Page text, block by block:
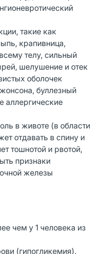
такие как
крапивница,
телу, сильный
шелушение и отек
оболочек
буллезный
аллергические
в животе (в области
отдавать в спину и
тошнотой и рвотой,
признаки
железы
чем у 1 человека из
(гипогликемия),